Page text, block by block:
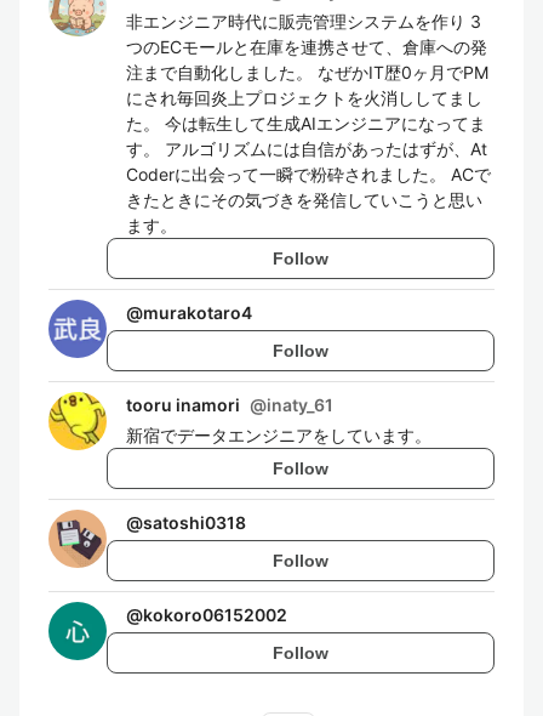
非エンジニア時代に販売管理システムを作り 3
つのECモールと在庫を連携させて、倉庫への発
注まで自動化しました。 なぜかIT歴0ヶ月でPM
にされ毎回炎上プロジェクトを火消ししてまし
た。 今は転生して生成AIエンジニアになってま
す。 アルゴリズムには自信があったはずが、At
Coderに出会って一瞬で粉砕されました。 ACで
きたときにその気づきを発信していこうと思い
ます。
Follow
@murakotaro4
Follow
tooru inamori @inaty_61
新宿でデータエンジニアをしています。
Follow
@satoshi0318
Follow
@kokoro06152002
Follow